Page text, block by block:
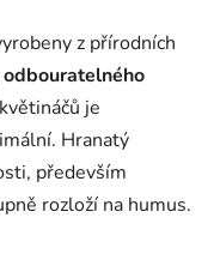
z přírodních
je
Hranatý
především
rozloží na humus.